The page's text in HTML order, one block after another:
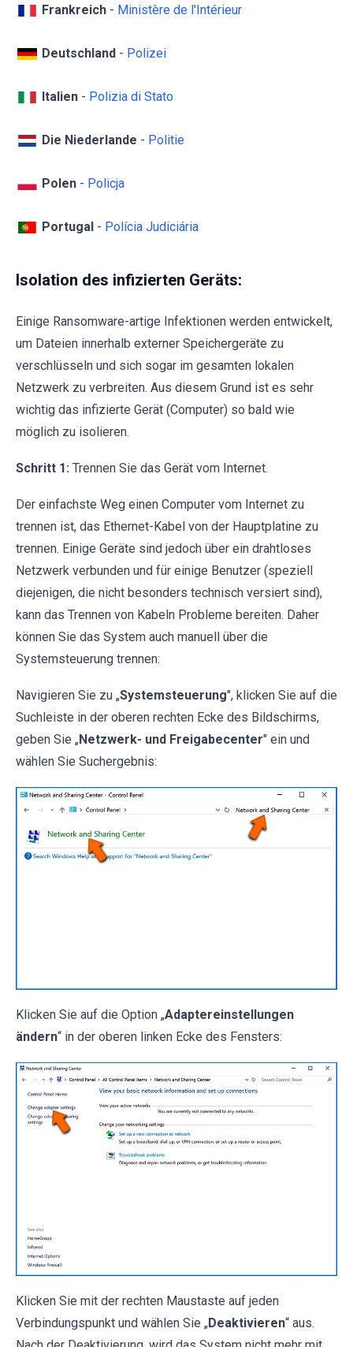
Frankreich - Ministère de l'Intérieur
Deutschland - Polizei
Italien - Polizia di Stato
Die Niederlande - Politie
Polen - Policja
Portugal - Polícia Judiciária
Isolation des infizierten Geräts:
Einige Ransomware-artige Infektionen werden entwickelt,
um Dateien innerhalb externer Speichergeräte zu
verschlüsseln und sich sogar im gesamten lokalen
Netzwerk zu verbreiten. Aus diesem Grund ist es sehr
wichtig das infizierte Gerät (Computer) so bald wie
möglich zu isolieren.
Schritt 1: Trennen Sie das Gerät vom Internet.
Der einfachste Weg einen Computer vom Internet zu
trennen ist, das Ethernet-Kabel von der Hauptplatine zu
trennen. Einige Geräte sind jedoch über ein drahtloses
Netzwerk verbunden und für einige Benutzer (speziell
diejenigen, die nicht besonders technisch versiert sind),
kann das Trennen von Kabeln Probleme bereiten. Daher
können Sie das System auch manuell über die
Systemsteuerung trennen:
Navigieren Sie zu „Systemsteuerung", klicken Sie auf die
Suchleiste in der oberen rechten Ecke des Bildschirms,
geben Sie „Netzwerk- und Freigabecenter" ein und
wählen Sie Suchergebnis:
Klicken Sie auf die Option „Adaptereinstellungen
ändern“ in der oberen linken Ecke des Fensters:
Klicken Sie mit der rechten Maustaste auf jeden
Verbindungspunkt und wählen Sie „Deaktivieren“ aus.